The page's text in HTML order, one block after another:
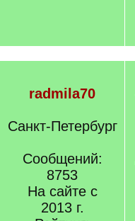
radmila70
Санкт-Петербург
Сообщений:
8753
На сайте с
2013 г.